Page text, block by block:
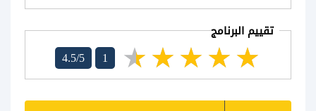
تقييم البرنامج
4.5/5 1